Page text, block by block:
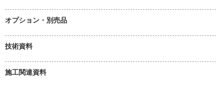
オプション・別売品
技術資料
施工関連資料